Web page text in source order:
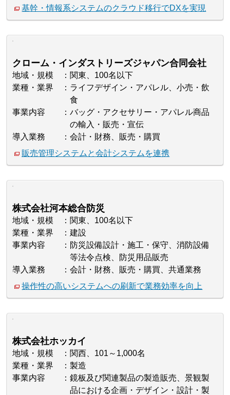
基幹・情報系システムのクラウド移行でDXを実現
クローム・インダストリーズジャパン合同会社
地域・規模
関東、100名以下
業種・業界
ライフデザイン・アパレル、小売・飲
食
事業内容
バッグ・アクセサリー・アパレル商品
の輸入・販売・宣伝
導入業務
会計・財務、販売・購買
販売管理システムと会計システムを連携
株式会社河本総合防災
地域・規模
関東、100名以下
業種・業界
建設
事業内容
防災設備設計・施工・保守、消防設備
等法令点検、防災用品販売
導入業務
会計・財務、販売・購買、共通業務
操作性の高いシステムへの刷新で業務効率を向上
株式会社ホッカイ
地域・規模
関西、101～1,000名
業種・業界
製造
事業内容
鏡板及び関連製品の製造販売、景観製
品における企画・デザイン・設計・製